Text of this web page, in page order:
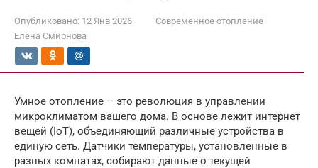
Опубликовано: 12 Янв 2026
Современное отопление
Елена Смирнова
Умное отопление – это революция в управлении
микроклиматом вашего дома. В основе лежит интернет
вещей (IoT), объединяющий различные устройства в
единую сеть. Датчики температуры, установленные в
разных комнатах, собирают данные о текущей